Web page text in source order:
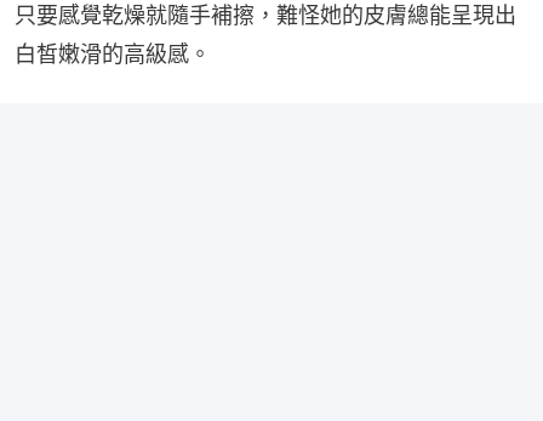
只要感覺乾燥就隨手補擦，難怪她的皮膚總能呈現出
白皙嫩滑的高級感。